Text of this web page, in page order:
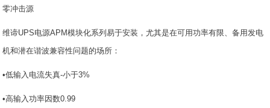
零冲击源
维谛UPS电源APM模块化系列易于安装，尤其是在可用功率有限、备用发电
机和潜在谐波兼容性问题的场所：
•低输入电流失真-小于3%
•高输入功率因数0.99